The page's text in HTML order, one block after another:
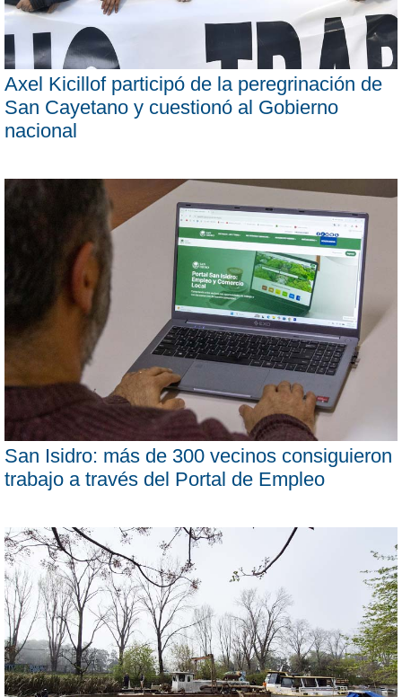
Axel Kicillof participó de la peregrinación de
San Cayetano y cuestionó al Gobierno
nacional
San Isidro: más de 300 vecinos consiguieron
trabajo a través del Portal de Empleo